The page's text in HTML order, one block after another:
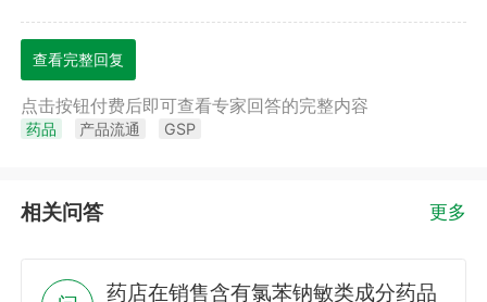
查看完整回复
点击按钮付费后即可查看专家回答的完整内容
药品 产品流通 GSP
相关问答 更多
药店在销售含有氯苯钠敏类成分药品